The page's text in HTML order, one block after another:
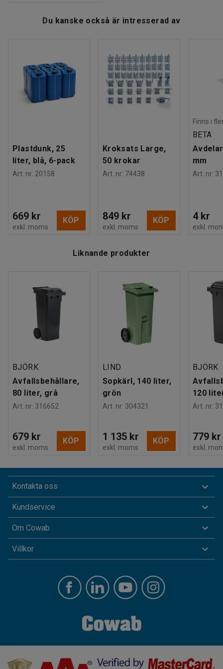
Du kanske också är intresserad av
Plastdunk, 25
liter, blå, 6-pack
Art. nr: 20158
669 kr
exkl. moms
KÖP
Kroksats Large,
50 krokar
Art. nr: 74438
849 kr
exkl. moms
KÖP
Finns i
BETA
mm
Art. nr:
4 kr
exkl.
Liknande produkter
BJÖRK
Avfallsbehållare,
80 liter, grå
Art. nr: 316652
679 kr
exkl. moms
KÖP
LIND
Sopkärl, 140 liter,
grön
Art. nr: 304321
1 135 kr
exkl. moms
KÖP
BJÖRK
120
Art. nr:
779 kr
exkl.
Kontakta oss
Kundservice
Om Cowab
Villkor